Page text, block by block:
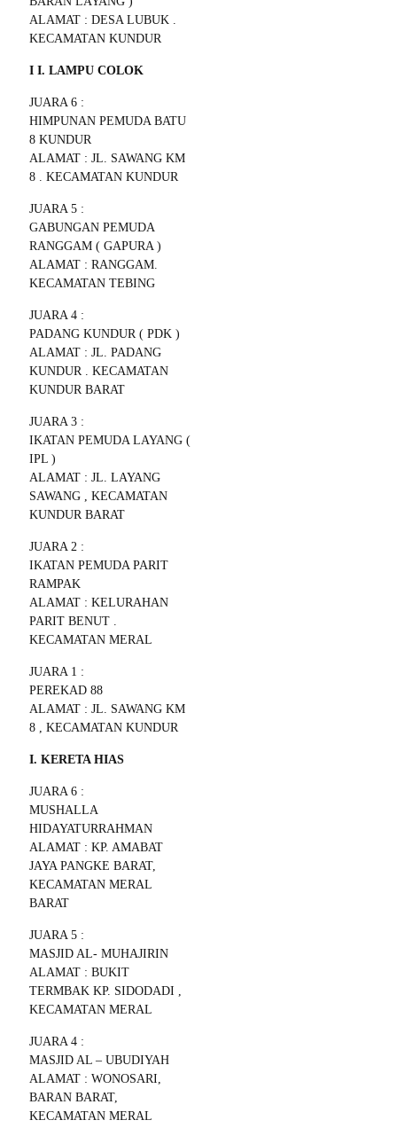
ALAMAT : DESA LUBUK .
KECAMATAN KUNDUR
I I. LAMPU COLOK
JUARA 6 :
HIMPUNAN PEMUDA BATU
8 KUNDUR
ALAMAT : JL. SAWANG KM
8 . KECAMATAN KUNDUR
JUARA 5 :
GABUNGAN PEMUDA
RANGGAM ( GAPURA )
ALAMAT : RANGGAM.
KECAMATAN TEBING
JUARA 4 :
PADANG KUNDUR ( PDK )
ALAMAT : JL. PADANG
KUNDUR . KECAMATAN
KUNDUR BARAT
JUARA 3 :
IKATAN PEMUDA LAYANG (
IPL )
ALAMAT : JL. LAYANG
SAWANG , KECAMATAN
KUNDUR BARAT
JUARA 2 :
IKATAN PEMUDA PARIT
RAMPAK
ALAMAT : KELURAHAN
PARIT BENUT .
KECAMATAN MERAL
JUARA 1 :
PEREKAD 88
ALAMAT : JL. SAWANG KM
8 , KECAMATAN KUNDUR
I. KERETA HIAS
JUARA 6 :
MUSHALLA
HIDAYATURRAHMAN
ALAMAT : KP. AMABAT
JAYA PANGKE BARAT,
KECAMATAN MERAL
BARAT
JUARA 5 :
MASJID AL- MUHAJIRIN
ALAMAT : BUKIT
TERMBAK KP. SIDODADI ,
KECAMATAN MERAL
JUARA 4 :
MASJID AL – UBUDIYAH
ALAMAT : WONOSARI,
BARAN BARAT,
KECAMATAN MERAL